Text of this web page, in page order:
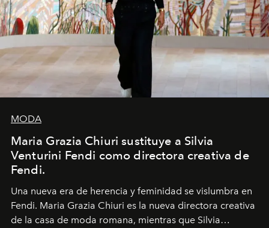
MODA
Maria Grazia Chiuri sustituye a Silvia
Venturini Fendi como directora creativa de
Fendi.
Una nueva era de herencia y feminidad se vislumbra en
Fendi. Maria Grazia Chiuri es la nueva directora creativa
de la casa de moda romana, mientras que Silvia